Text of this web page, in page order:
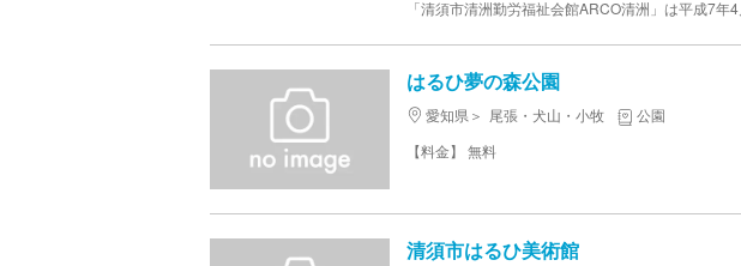
はるひ夢の森公園
愛知県 尾張・犬山・小牧
公園
【料金】 無料
清須市はるひ美術館